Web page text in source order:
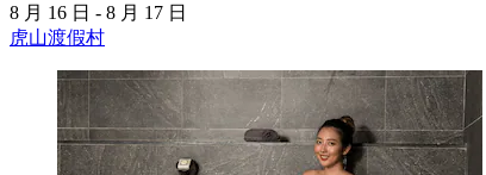
8 月 16 日 - 8 月 17 日
虎山渡假村